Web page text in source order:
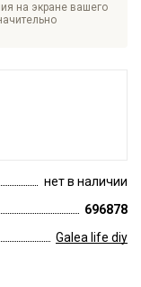
на экране вашего
нет в наличии
696878
Galea life diy